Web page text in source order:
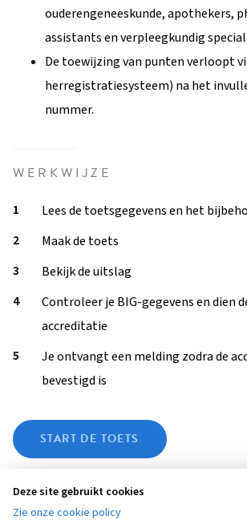
ouderengeneeskunde, apothekers,
assistants en verpleegkundig
De toewijzing van punten verloopt
herregistratiesysteem) na het
nummer.
WERKWIJZE
Lees de toetsgegevens en het
Maak de toets
Bekijk de uitslag
Controleer je BIG-gegevens en dien
accreditatie
Je ontvangt een melding zodra de
bevestigd is
START DE TOETS
Deze site gebruikt cookies
Zie onze cookie policy